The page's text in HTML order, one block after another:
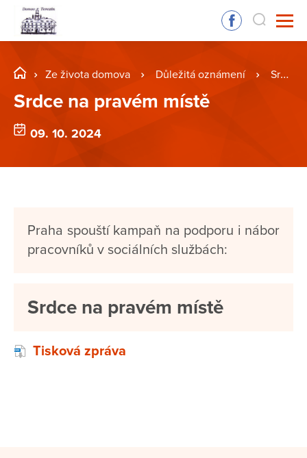
Ze života domova Důležitá oznámení Srdce na pravém místě
Srdce na pravém místě
09. 10. 2024
Praha spouští kampaň na podporu i nábor
pracovníků v sociálních službách:
Srdce na pravém místě
Tisková zpráva